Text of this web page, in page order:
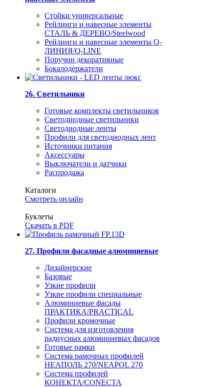
Стойки универсальные
Рейлинги и навесные элементы
СТАЛЬ & ДЕРЕВО/Steelwood
Рейлинги и навесные элементы Q-
ЛИНИЯ/Q-LINE
Поручни декоративные
Бокалодержатели
26. Светильники
Готовые комплекты светильников
Светодиодные светильники
Светодиодные ленты
Профили для светодиодных лент
Источники питания
Аксессуары
Выключатели и датчики
Распродажа
Каталоги
Смотреть онлайн
Буклеты
Скачать в PDF
27. Профили фасадные алюминиевые
Дизайнерские
Базовые
Узкие профили
Узкие профили специальные
Алюминиевые фасады
ПРАКТИКА/PRACTICAL
Профили кромочные
Система для изготовления
радиусных алюминиевых фасадов
Готовые рамки
Система рамочных профилей
НЕАПОЛЬ 270/NEAPOL 270
Система профилей
КОНЕКТА/CONECTA